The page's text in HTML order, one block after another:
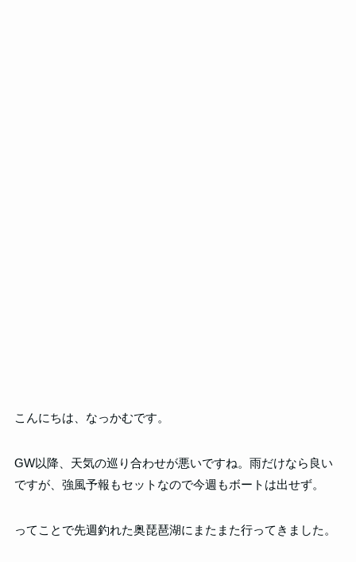
こんにちは、なっかむです。
GW以降、天気の巡り合わせが悪いですね。雨だけなら良い
ですが、強風予報もセットなので今週もボートは出せず。
ってことで先週釣れた奥琵琶湖にまたまた行ってきました。